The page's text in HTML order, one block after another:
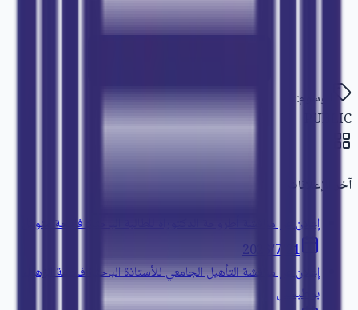
الوسوم:
PUBLIC
آخر الإعلانات
إعلان عن مناقشة أطروحة الدكتوراه للطالبة الباحثة: فاتحة متوكل
21‏/7‏/2026
إعلان عن مناقشة التأهيل الجامعي للأستاذة الباحثة فاطمة الزهراء
بوطبسيل